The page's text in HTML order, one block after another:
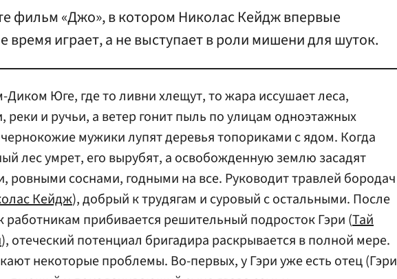
фильм «Джо», в котором Николас Кейдж впервые
время играет, а не выступает в роли мишени для шуток.
Юге, где то ливни хлещут, то жара иссушает леса,
реки и ручьи, а ветер гонит пыль по улицам одноэтажных
мужики лупят деревья топориками с ядом. Когда
лес умрет, его вырубят, а освобожденную землю засадят
ровными соснами, годными на все. Руководит травлей бородач
Кейдж), добрый к трудягам и суровый с остальными. После
работникам прибивается решительный подросток Гэри (Тай
), отеческий потенциал бригадира раскрывается в полной мере.
некоторые проблемы. Во-первых, у Гэри уже есть отец (Гэри